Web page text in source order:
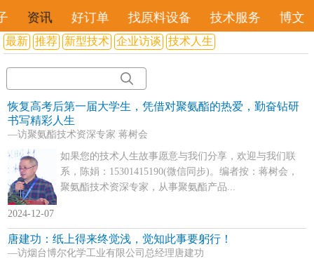
资讯 好订单 找原料设备 技术服务 博文
最新 推荐 新型技术 企业访谈 技术人生
恢复高考后第一届大学生，凭借对聚氨酯的热爱，勤奋钻研
书写精彩人生
—访聚氨酯技术资深专家 蒋树会
如果您的技术人生故事愿意与我们分享，欢迎与我们联
系，陈娟：15301415190(微信同步)。编者按：蒋树会，
聚氨酯技术资深专家，从事聚氨酯产品...
2024-12-07
唐建功：纸上得来终觉浅，觉知此事要躬行！
—访烟台博尔化学工业有限公司总经理唐建功